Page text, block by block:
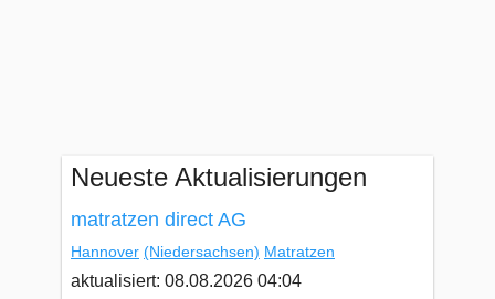
Neueste Aktualisierungen
matratzen direct AG
Hannover (Niedersachsen) Matratzen
aktualisiert: 08.08.2026 04:04